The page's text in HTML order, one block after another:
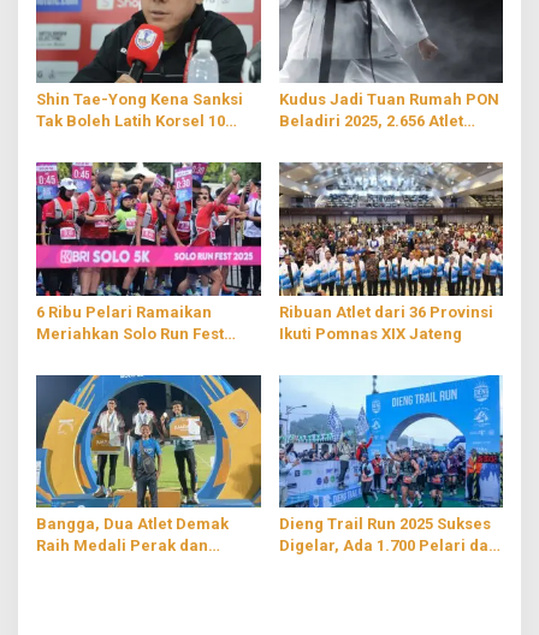
Shin Tae-Yong Kena Sanksi
Tak Boleh Latih Korsel 10
Penyerangan
Kudus Jadi Tuan Rumah PON
Beladiri 2025, 2.656 Atlet
6 Ribu Pelari Ramaikan
Meriahkan Solo Run Fest
Ribuan Atlet dari 36 Provinsi
Ikuti Pomnas XIX Jateng
Bangga, Dua Atlet Demak
Raih Medali Perak dan
Dieng Trail Run 2025 Sukses
Digelar, Ada 1.700 Pelari dari